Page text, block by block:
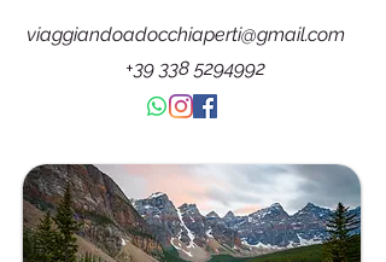
viaggiandoadocchiaperti@gmail.com
+39 338 5294992